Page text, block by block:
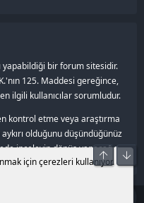
yapabildiği bir forum sitesidir.
125. Maddesi gereğince,
ilgili kullanıcılar sorumludur.
kontrol etme veya araştırma
olduğunu düşündüğünüz
inceleyip dönüş yapacağız.
için çerezleri kullanıyor.
Üst Alt